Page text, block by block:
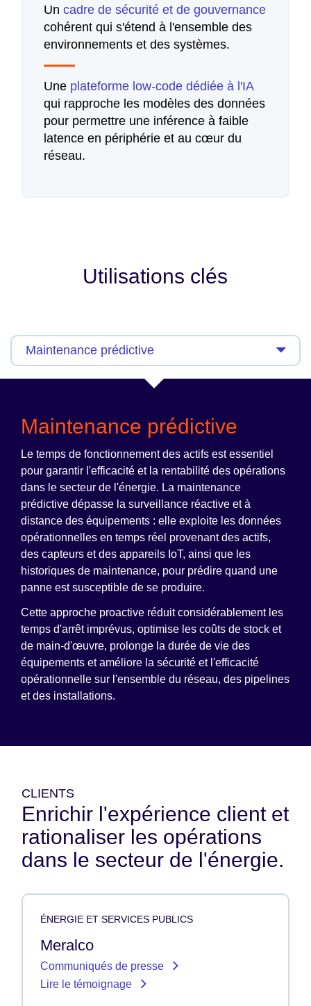
Un cadre de sécurité et de gouvernance
cohérent qui s'étend à l'ensemble des
environnements et des systèmes.
Une plateforme low-code dédiée à l'IA
qui rapproche les modèles des données
pour permettre une inférence à faible
latence en périphérie et au cœur du
réseau.
Utilisations clés
Maintenance prédictive
Le temps de fonctionnement des actifs est essentiel
pour garantir l'efficacité et la rentabilité des opérations
dans le secteur de l'énergie. La maintenance
prédictive dépasse la surveillance réactive et à
distance des équipements : elle exploite les données
opérationnelles en temps réel provenant des actifs,
des capteurs et des appareils IoT, ainsi que les
historiques de maintenance, pour prédire quand une
panne est susceptible de se produire.
Cette approche proactive réduit considérablement les
temps d'arrêt imprévus, optimise les coûts de stock et
de main-d'œuvre, prolonge la durée de vie des
équipements et améliore la sécurité et l'efficacité
opérationnelle sur l'ensemble du réseau, des pipelines
et des installations.
CLIENTS
Enrichir l'expérience client et
rationaliser les opérations
dans le secteur de l'énergie.
ÉNERGIE ET SERVICES PUBLICS
Meralco
Communiqués de presse
Lire le témoignage